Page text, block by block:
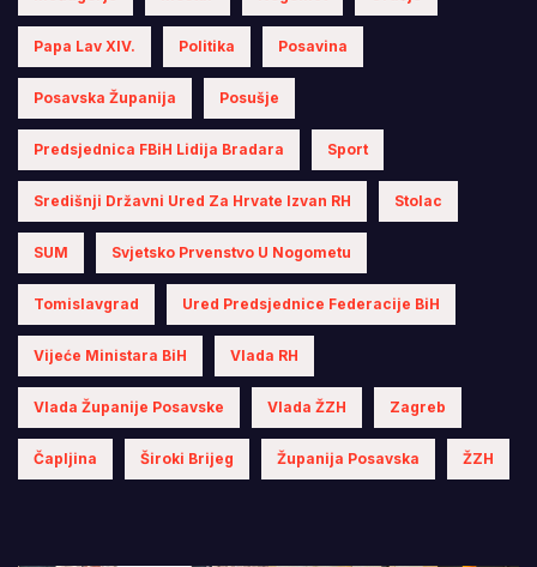
Papa Lav XIV. Politika Posavina
Posavska Županija Posušje
Predsjednica FBiH Lidija Bradara Sport
Središnji Državni Ured Za Hrvate Izvan RH Stolac
SUM Svjetsko Prvenstvo U Nogometu
Tomislavgrad Ured Predsjednice Federacije BiH
Vijeće Ministara BiH Vlada RH
Vlada Županije Posavske Vlada ŽZH Zagreb
Čapljina Široki Brijeg Županija Posavska ŽZH